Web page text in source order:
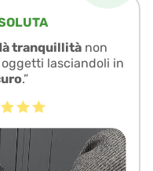
tranquillità non
lasciandoli in
.”